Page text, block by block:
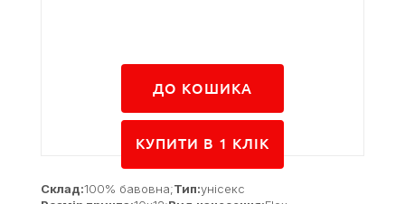
ДО КОШИКА
КУПИТИ В 1 КЛIК
Склад:100% бавовна;Тип:унісекс